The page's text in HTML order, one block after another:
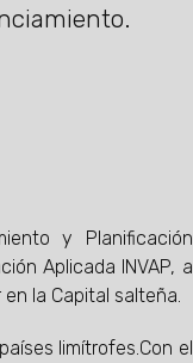
y Planificación
Aplicada INVAP, a
la Capital salteña.
limítrofes.Con el